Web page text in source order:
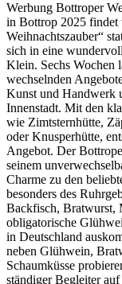
Werbung Bottroper
in Bottrop 2025 findet
Weihnachtszauber“
sich in eine
Klein. Sechs Wochen
wechselnden
Kunst und Handwerk
Innenstadt. Mit den
wie Zimtsternhütte,
oder Knusperhütte,
Angebot. Der
seinem
Charme zu den
besonders des
Backfisch, Bratwurst,
obligatorische
in Deutschland
neben Glühwein,
Schaumküsse
ständiger Begleiter